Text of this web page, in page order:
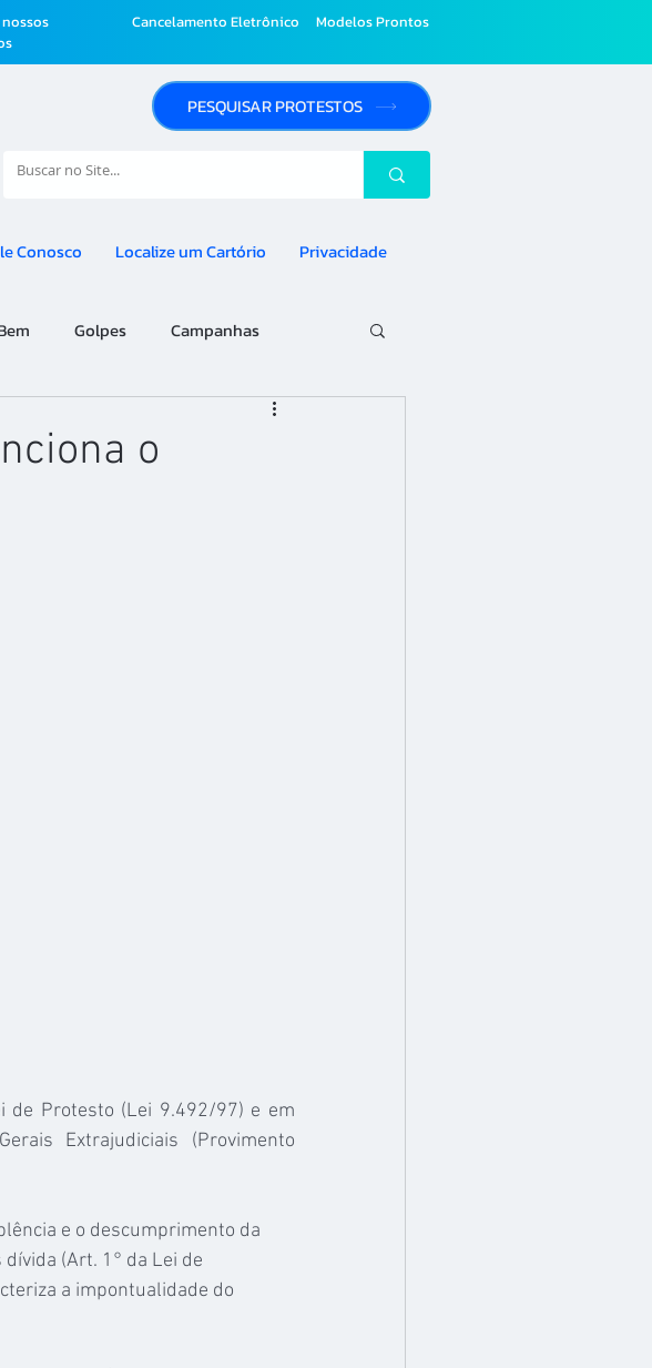
Cancelamento Eletrônico Modelos Prontos
PESQUISAR PROTESTOS
Conosco Localize um Cartório Privacidade
Golpes Campanhas
o
de Protesto (Lei 9.492/97) e em
Extrajudiciais (Provimento
e o descumprimento da
(Art. 1° da Lei de
a impontualidade do